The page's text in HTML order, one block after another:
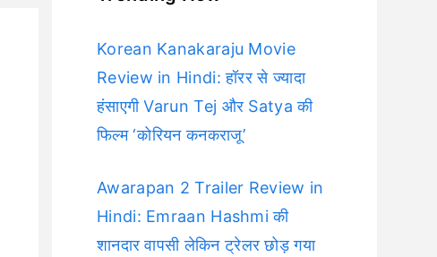
Korean Kanakaraju Movie
Review in Hindi: हॉरर से ज्यादा
हंसाएगी Varun Tej और Satya की
फिल्म ‘कोरियन कनकराजू’
Awarapan 2 Trailer Review in
Hindi: Emraan Hashmi की
शानदार वापसी लेकिन ट्रेलर छोड़ गया